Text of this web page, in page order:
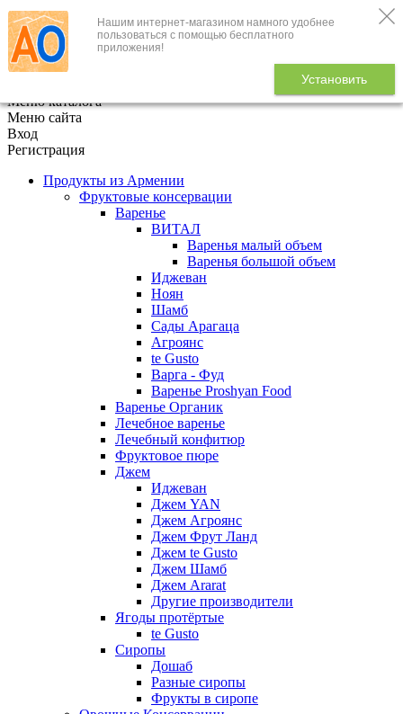
Нашим интернет-магазином намного удобнее
пользоваться с помощью бесплатного
приложения!
Установить
+7 (495) 646-888-1
В корзине
Меню каталога
Меню сайта
Вход
Регистрация
Продукты из Армении
Фруктовые консервации
Варенье
ВИТАЛ
Варенья малый объем
Варенья большой объем
Иджеван
Ноян
Шамб
Сады Арагаца
Агроянс
te Gusto
Варга - Фуд
Варенье Proshyan Food
Варенье Органик
Лечебное варенье
Лечебный конфитюр
Фруктовое пюре
Джем
Иджеван
Джем YAN
Джем Агроянс
Джем Фрут Ланд
Джем te Gusto
Джем Шамб
Джем Ararat
Другие производители
Ягоды протёртые
te Gusto
Сиропы
Дошаб
Разные сиропы
Фрукты в сиропе